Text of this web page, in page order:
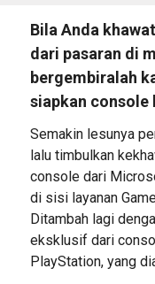
Bila Anda
dari pasaran di
bergembiralah
siapkan console
Semakin lesunya
lalu timbulkan
console dari
di sisi layanan
Ditambah lagi
eksklusif dari
PlayStation, yang